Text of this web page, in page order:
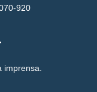
920
imprensa.